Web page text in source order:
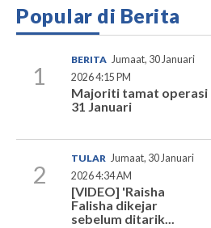
Popular di Berita
1
BERITA Jumaat, 30 Januari
2026 4:15 PM
Majoriti tamat operasi
31 Januari
2
TULAR Jumaat, 30 Januari
2026 4:34 AM
[VIDEO] 'Raisha
Falisha dikejar
sebelum ditarik...